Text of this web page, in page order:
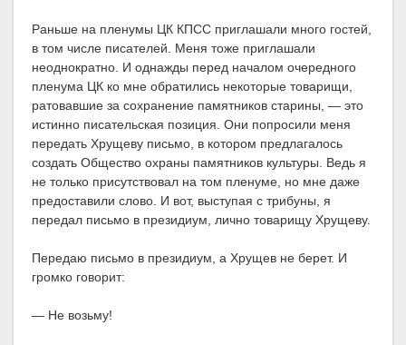
Раньше на пленумы ЦК КПСС приглашали много гостей,
в том числе писателей. Меня тоже приглашали
неоднократно. И однажды перед началом очередного
пленума ЦК ко мне обратились некоторые товарищи,
ратовавшие за сохранение памятников старины, — это
истинно писательская позиция. Они попросили меня
передать Хрущеву письмо, в котором предлагалось
создать Общество охраны памятников культуры. Ведь я
не только присутствовал на том пленуме, но мне даже
предоставили слово. И вот, выступая с трибуны, я
передал письмо в президиум, лично товарищу Хрущеву.
Передаю письмо в президиум, а Хрущев не берет. И
громко говорит:
— Не возьму!